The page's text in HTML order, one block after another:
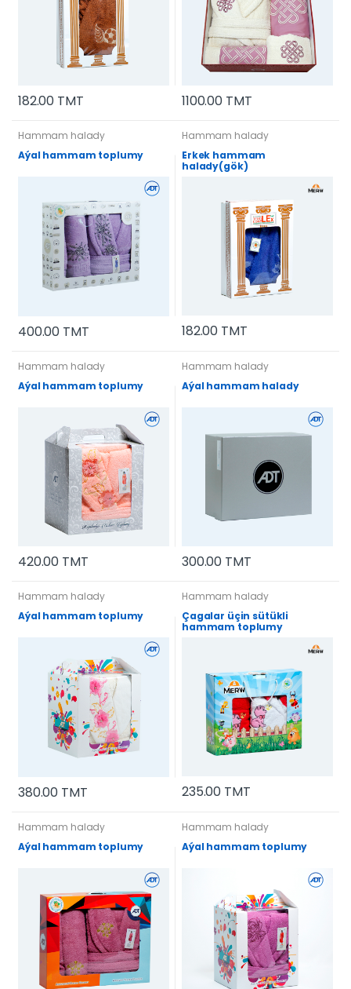
182.00 TMT 1100.00 TMT
Hammam halady
Aýal hammam toplumy
400.00 TMT
Hammam halady
Erkek hammam
halady(gök)
182.00 TMT
Hammam halady
Aýal hammam toplumy
420.00 TMT
Hammam halady
Aýal hammam halady
300.00 TMT
Hammam halady
Aýal hammam toplumy
380.00 TMT
Hammam halady
Çagalar üçin sütükli
hammam toplumy
235.00 TMT
Hammam halady
Aýal hammam toplumy
Hammam halady
Aýal hammam toplumy